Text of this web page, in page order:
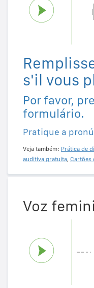
s'il vous
Por favor,
formulário.
Pratique a
Veja também: Prática de
auditiva gratuita, Cartões
Voz